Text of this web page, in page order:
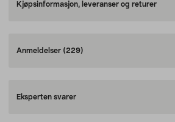
Kjøpsinformasjon, leveranser og returer
Anmeldelser (229)
Eksperten svarer